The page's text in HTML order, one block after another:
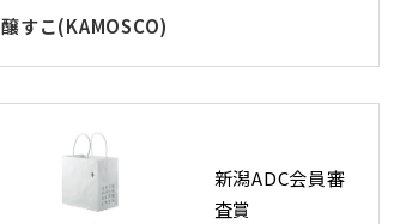
醸すこ(KAMOSCO)
新潟ADC会員審
査賞